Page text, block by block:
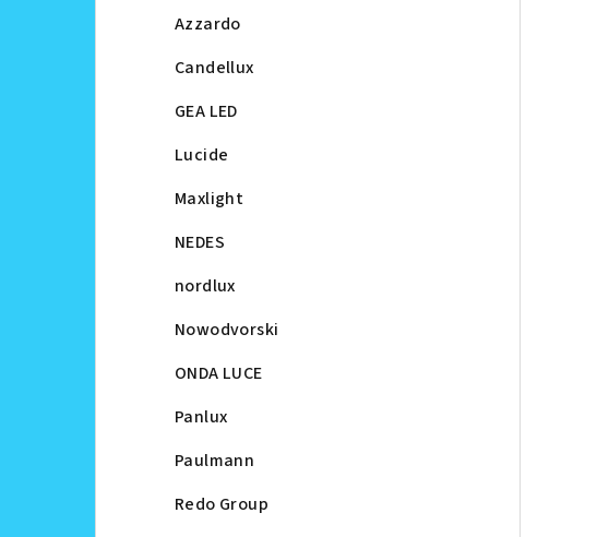
Azzardo
Candellux
GEA LED
Lucide
Maxlight
NEDES
nordlux
Nowodvorski
ONDA LUCE
Panlux
Paulmann
Redo Group